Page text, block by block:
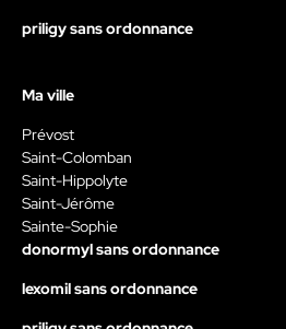
priligy sans ordonnance
Ma ville
Prévost
Saint-Colomban
Saint-Hippolyte
Saint-Jérôme
Sainte-Sophie
donormyl sans ordonnance
lexomil sans ordonnance